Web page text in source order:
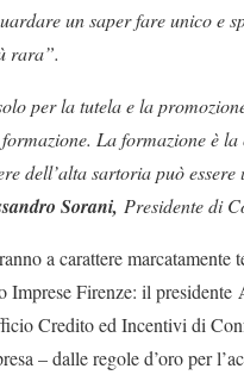
un saper fare unico e
rara”.
per la tutela e la
La formazione è
dell’alta sartoria può
Sorani, Presidente di
a carattere
Firenze: il presidente
Credito ed Incentivi di
– dalle regole d’oro per